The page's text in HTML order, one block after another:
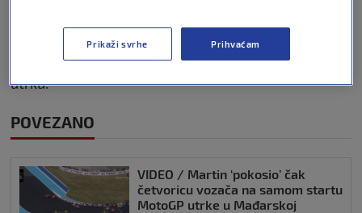
pokosio Fermína Aldeguera, Marca Bezzecchija,
Raula Fernandeza i Fabija Di Giannantonija. Jedino
se Di Giannantonio uspio vratiti na stazu i nastaviti
utrku.
POVEZANO
VIDEO / Martin ‘pokosio’ čak
četvoricu vozača na samom startu
MotoGP utrke u Mađarskoj
Prikaži svrhe Prihvaćam